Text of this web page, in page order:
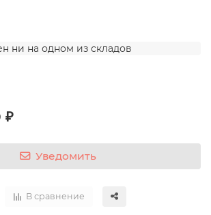
ни на одном из складов
₽
Уведомить
В сравнение